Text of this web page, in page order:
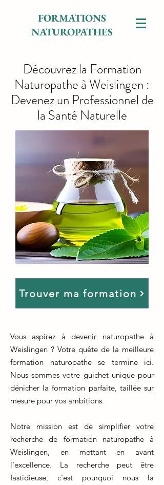
FORMATIONS
NATUROPATHES
Découvrez la Formation
Naturopathe à Weislingen :
Devenez un Professionnel de
la Santé Naturelle
Trouver ma formation
Vous aspirez à devenir naturopathe à
Weislingen ? Votre quête de la meilleure
formation naturopathe se termine ici.
Nous sommes votre guichet unique pour
dénicher la formation parfaite, taillée sur
mesure pour vos ambitions.
Notre mission est de simplifier votre
recherche de formation naturopathe à
Weislingen, en mettant en avant
l'excellence. La recherche peut être
fastidieuse, c'est pourquoi nous la